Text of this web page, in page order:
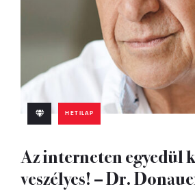
HETILAP
Az interneten egyedül
veszélyes! – Dr.